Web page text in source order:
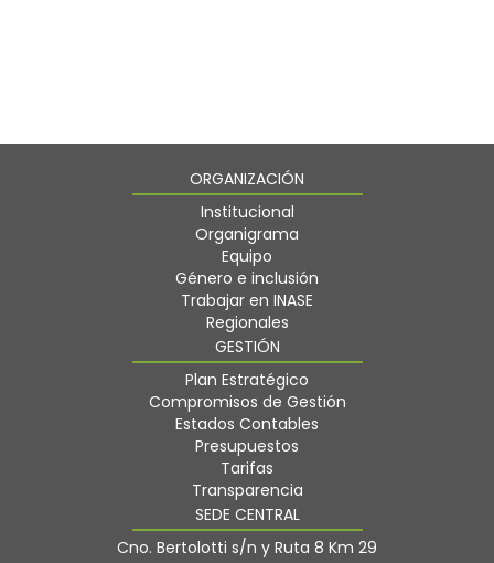
ORGANIZACIÓN
Institucional
Organigrama
Equipo
Género e inclusión
Trabajar en INASE
Regionales
GESTIÓN
Plan Estratégico
Compromisos de Gestión
Estados Contables
Presupuestos
Tarifas
Transparencia
SEDE CENTRAL
Cno. Bertolotti s/n y Ruta 8 Km 29